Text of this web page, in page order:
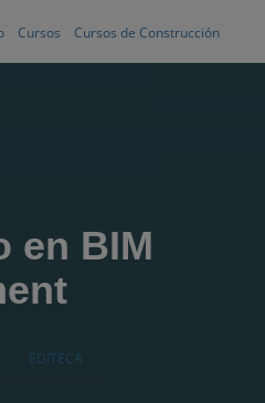
Cursos Cursos de Construcción
en BIM
EDITECA